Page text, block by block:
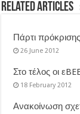
Related Articles
Πάρτι
26 June 2012
Στο τέλος οι
18 February 2012
Ανακοίνωση